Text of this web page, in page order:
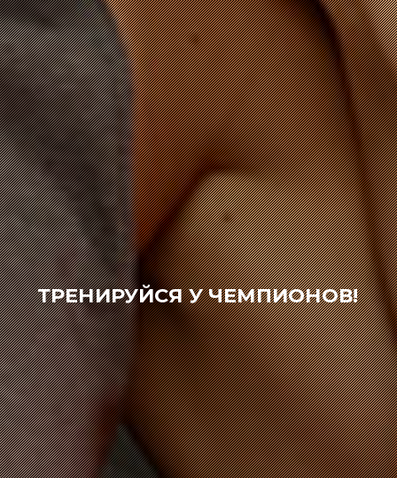
ТРЕНИРУЙСЯ У ЧЕМПИОНОВ!